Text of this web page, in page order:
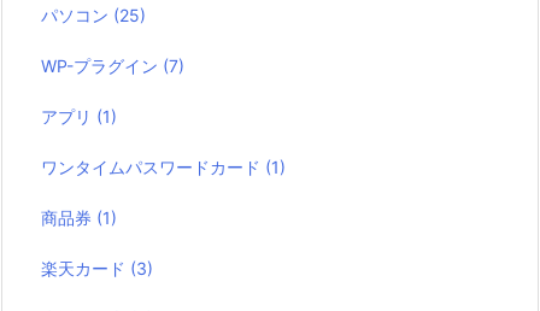
パソコン (25)
WP-プラグイン (7)
アプリ (1)
ワンタイムパスワードカード (1)
商品券 (1)
楽天カード (3)